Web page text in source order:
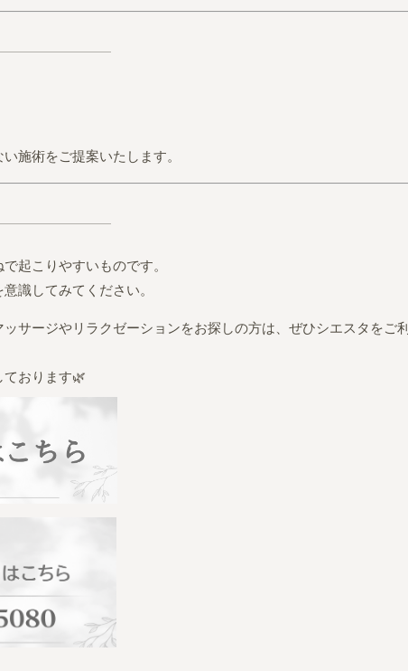
施術をご提案いたします。
起こりやすいものです。
識してみてください。
サージやリラクゼーションをお探しの方は、ぜひシエスタをご利
ております🌿